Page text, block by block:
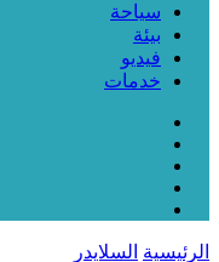
سياحة
بيئة
فيديو
خدمات
الرئيسية السلايدر